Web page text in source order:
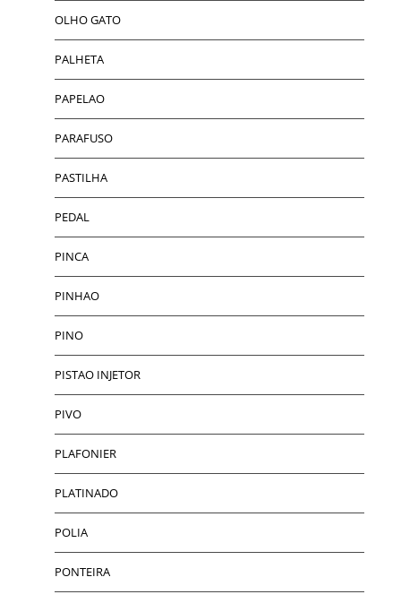
OLHO GATO
PALHETA
PAPELAO
PARAFUSO
PASTILHA
PEDAL
PINCA
PINHAO
PINO
PISTAO INJETOR
PIVO
PLAFONIER
PLATINADO
POLIA
PONTEIRA